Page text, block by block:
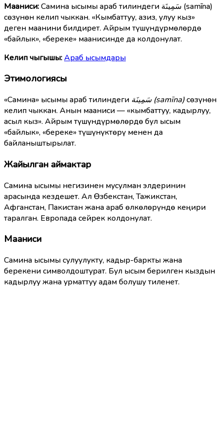
Мааниcи:Самина ысымы араб тилиндеги سَمِينَة (samīna)
сөзүнөн келип чыккан. «Кымбаттуу, азиз, улуу кыз»
деген маанини билдирет. Айрым түшүндүрмөлөрдө
«байлык», «береке» маанисинде да колдонулат.
Келип чыгышы:Араб ысымдары
Этимологиясы
«Самина» ысымы араб тилиндеги سَمِينَة (samīna)сөзүнөн
келип чыккан. Анын мааниси — «кымбаттуу, кадырлуу,
асыл кыз». Айрым түшүндүрмөлөрдө бул ысым
«байлык», «береке» түшүнүктөрү менен да
байланыштырылат.
Жайылган аймактар
Самина ысымы негизинен мусулман элдеринин
арасында кездешет. Ал Өзбекстан, Тажикстан,
Афганстан, Пакистан жана араб өлкөлөрүндө кеңири
таралган. Европада сейрек колдонулат.
Мааниси
Самина ысымы сулуулукту, кадыр-баркты жана
берекени символдоштурат. Бул ысым берилген кыздын
кадырлуу жана урматтуу адам болушу тиленет.